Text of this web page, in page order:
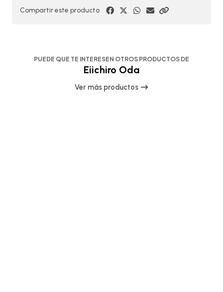
Compartir este producto
PUEDE QUE TE INTERESEN OTROS PRODUCTOS DE
Eiichiro Oda
Ver más productos